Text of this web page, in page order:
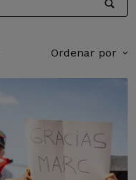
Ordenar por